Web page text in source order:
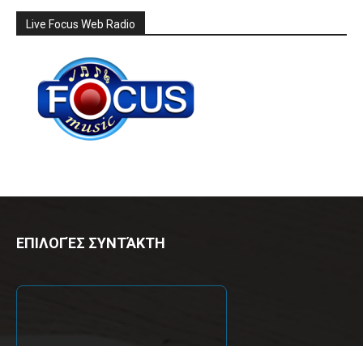
Live Focus Web Radio
ΕΠΙΛΟΓΈΣ ΣΥΝΤΆΚΤΗ